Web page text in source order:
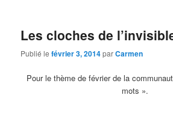
Les cloches de
Publié lefévrier 3, 2014parCarmen
Pour le thème de février de la
mots ».